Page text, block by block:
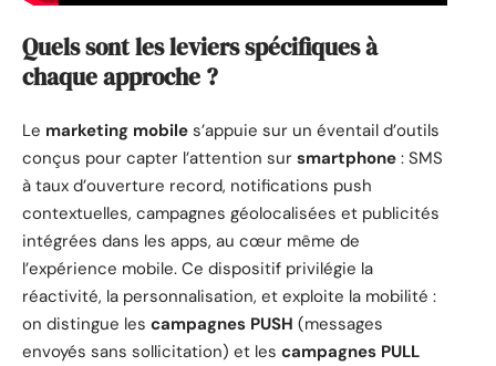
Quels sont les leviers spécifiques à
chaque approche ?
Le marketing mobile s’appuie sur un éventail d’outils
conçus pour capter l’attention sur smartphone : SMS
à taux d’ouverture record, notifications push
contextuelles, campagnes géolocalisées et publicités
intégrées dans les apps, au cœur même de
l’expérience mobile. Ce dispositif privilégie la
réactivité, la personnalisation, et exploite la mobilité :
on distingue les campagnes PUSH (messages
envoyés sans sollicitation) et les campagnes PULL